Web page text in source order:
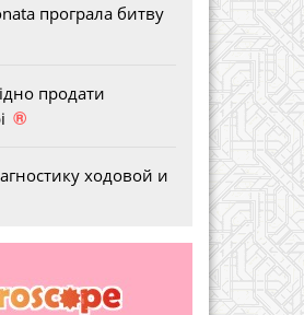
програла битву
продати
®
ходовой и